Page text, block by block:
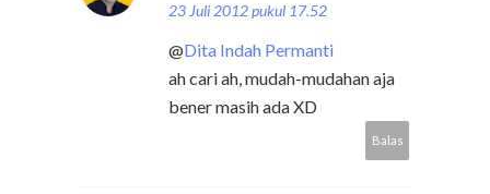
23 Juli 2012 pukul 17.52
@Dita Indah Permanti
ah cari ah, mudah-mudahan aja
bener masih ada XD
Balas